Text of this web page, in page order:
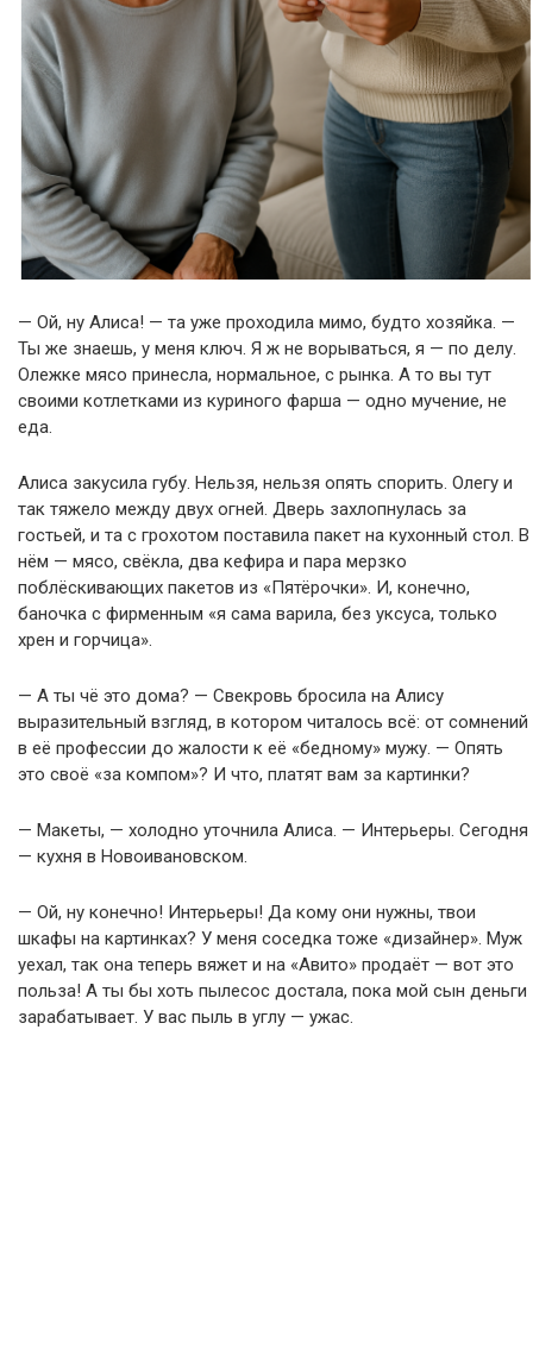
— Ой, ну Алиса! — та уже проходила мимо, будто хозяйка. —
Ты же знаешь, у меня ключ. Я ж не ворываться, я — по делу.
Олежке мясо принесла, нормальное, с рынка. А то вы тут
своими котлетками из куриного фарша — одно мучение, не
еда.
Алиса закусила губу. Нельзя, нельзя опять спорить. Олегу и
так тяжело между двух огней. Дверь захлопнулась за
гостьей, и та с грохотом поставила пакет на кухонный стол. В
нём — мясо, свёкла, два кефира и пара мерзко
поблёскивающих пакетов из «Пятёрочки». И, конечно,
баночка с фирменным «я сама варила, без уксуса, только
хрен и горчица».
— А ты чё это дома? — Свекровь бросила на Алису
выразительный взгляд, в котором читалось всё: от сомнений
в её профессии до жалости к её «бедному» мужу. — Опять
это своё «за компом»? И что, платят вам за картинки?
— Макеты, — холодно уточнила Алиса. — Интерьеры. Сегодня
— кухня в Новоивановском.
— Ой, ну конечно! Интерьеры! Да кому они нужны, твои
шкафы на картинках? У меня соседка тоже «дизайнер». Муж
уехал, так она теперь вяжет и на «Авито» продаёт — вот это
польза! А ты бы хоть пылесос достала, пока мой сын деньги
зарабатывает. У вас пыль в углу — ужас.